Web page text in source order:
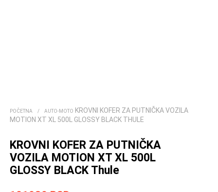
POČETNA / AUTO-MOTO KROVNI KOFER ZA PUTNIČKA VOZILA
MOTION XT XL 500L GLOSSY BLACK THULE
KROVNI KOFER ZA PUTNIČKA
VOZILA MOTION XT XL 500L
GLOSSY BLACK Thule